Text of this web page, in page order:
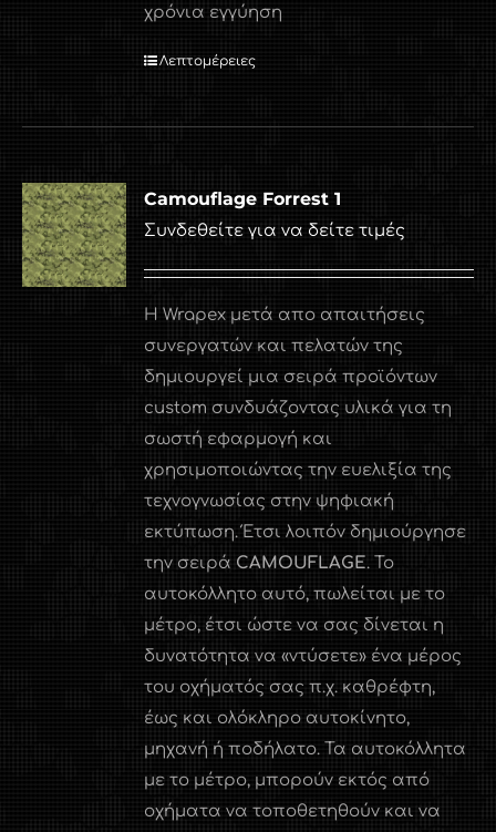
χρόνια εγγύηση
Λεπτομέρειες
Camouflage Forrest 1
Συνδεθείτε για να δείτε τιμές
Η Wrapex μετά απο απαιτήσεις
συνεργατών και πελατών της
δημιουργεί μια σειρά προϊόντων
custom συνδυάζοντας υλικά για τη
σωστή εφαρμογή και
χρησιμοποιώντας την ευελιξία της
τεχνογνωσίας στην ψηφιακή
εκτύπωση. Έτσι λοιπόν δημιούργησε
την σειρά CAMOUFLAGE. Το
αυτοκόλλητο αυτό, πωλείται με το
μέτρο, έτσι ώστε να σας δίνεται η
δυνατότητα να «ντύσετε» ένα μέρος
του οχήματός σας π.χ. καθρέφτη,
έως και ολόκληρο αυτοκίνητο,
μηχανή ή ποδήλατο. Τα αυτοκόλλητα
με το μέτρο, μπορούν εκτός από
οχήματα να τοποθετηθούν και να